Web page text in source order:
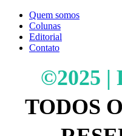
Quem somos
Colunas
Editorial
Contato
©2025 |
TODOS